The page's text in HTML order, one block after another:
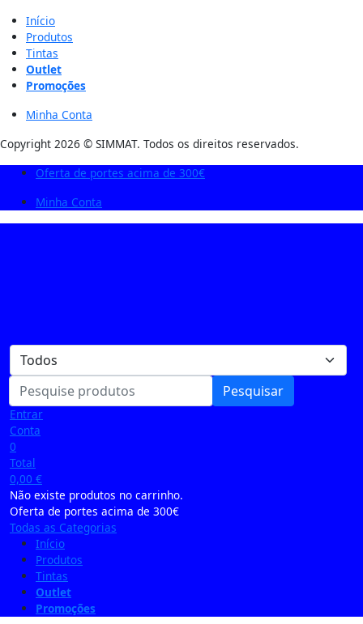
Início
Produtos
Tintas
Outlet
Promoções
Minha Conta
Copyright 2026 © SIMMAT. Todos os direitos reservados.
Oferta de portes acima de 300€
Minha Conta
Pesquisar
Entrar
Conta
0
Total
0,00 €
Não existe produtos no carrinho.
Oferta de portes acima de 300€
Todas as Categorias
Início
Produtos
Tintas
Outlet
Promoções